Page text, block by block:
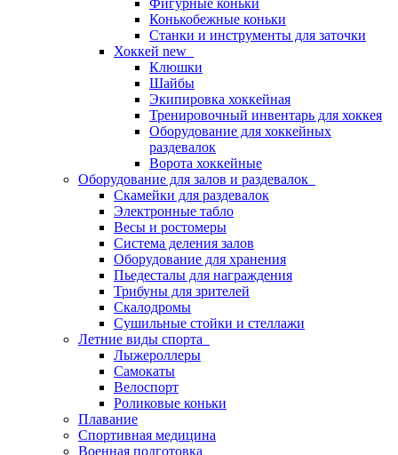
Фигурные коньки
Конькобежные коньки
Станки и инструменты для заточки
Хоккей new
Клюшки
Шайбы
Экипировка хоккейная
Тренировочный инвентарь для хоккея
Оборудование для хоккейных
раздевалок
Ворота хоккейные
Оборудование для залов и раздевалок
Скамейки для раздевалок
Электронные табло
Весы и ростомеры
Система деления залов
Оборудование для хранения
Пьедесталы для награждения
Трибуны для зрителей
Скалодромы
Сушильные стойки и стеллажи
Летние виды спорта
Лыжероллеры
Самокаты
Велоспорт
Роликовые коньки
Плавание
Спортивная медицина
Военная подготовка